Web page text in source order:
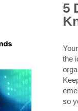
5
the
so